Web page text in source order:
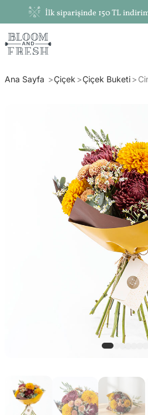
İlk siparişinde 150 TL
Ana Sayfa Çiçek Çiçek Buketi